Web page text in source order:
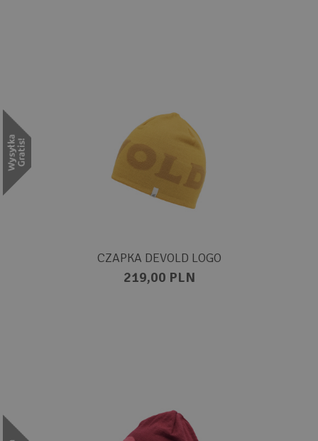
CZAPKA DEVOLD LOGO
219,00 PLN